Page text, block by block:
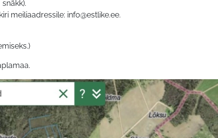
meiliaadressile: info@estlike.ee.